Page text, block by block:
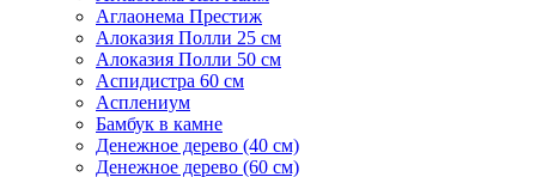
Аглаонема Престиж
Алоказия Полли 25 см
Алоказия Полли 50 см
Аспидистра 60 см
Асплениум
Бамбук в камне
Денежное дерево (40 cм)
Денежное дерево (60 см)